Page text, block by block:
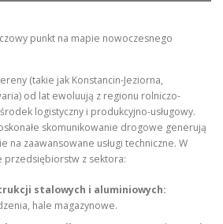
punkt na mapie nowoczesnego
(takie jak Konstancin-Jeziorna,
od lat ewoluują z regionu rolniczo-
logistyczny i produkcyjno-usługowy.
skomunikowanie drogowe generują
zaawansowane usługi techniczne. W
z sektora:
stalowych i aluminiowych:
hale magazynowe.